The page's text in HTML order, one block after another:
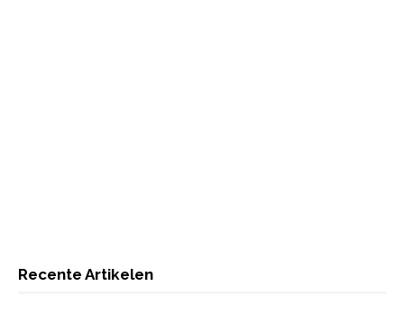
Recente Artikelen